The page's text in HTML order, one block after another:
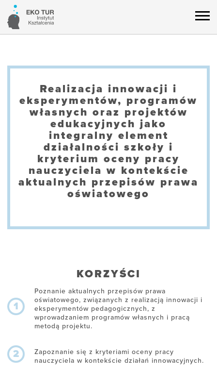
Realizacja innowacji i
eksperymentów, programów
własnych oraz projektów
edukacyjnych jako
integralny element
działalności szkoły i
kryterium oceny pracy
nauczyciela w kontekście
aktualnych przepisów prawa
oświatowego
KORZYŚCI
1
Poznanie aktualnych przepisów prawa
oświatowego, związanych z realizacją innowacji i
eksperymentów pedagogicznych, z
wprowadzaniem programów własnych i pracą
metodą projektu.
2
Zapoznanie się z kryteriami oceny pracy
nauczyciela w kontekście działań innowacyjnych.